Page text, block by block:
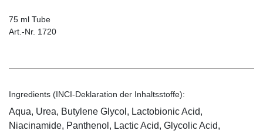
75 ml Tube
Art.-Nr. 1720
Ingredients (INCI-Deklaration der Inhaltsstoffe):
Aqua, Urea, Butylene Glycol, Lactobionic Acid,
Niacinamide, Panthenol, Lactic Acid, Glycolic Acid,